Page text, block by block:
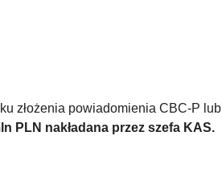
złożenia powiadomienia CBC-P lub
PLN nakładana przez szefa KAS.